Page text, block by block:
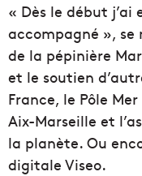
« Dès le début j’ai
accompagné »,
de la pépinière
et le soutien
France, le Pôle
Aix-Marseille et
la planète. Ou
digitale Viseo.